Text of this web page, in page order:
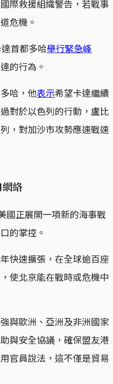
際救援組織警告，若戰事
危機。
首都多哈舉行緊急峰
的行為。
哈，他表示希望卡達繼續
對於以色列的行動，盧比
，對加沙市攻勢應速戰速
絡
國正展開一項新的海事戰
的掌控。
快速擴張，在全球逾百座
使北京能在戰時或危機中
與歐洲、亞洲及非洲國家
與安全協議，確保盟友港
官員說法，這不僅是貿易